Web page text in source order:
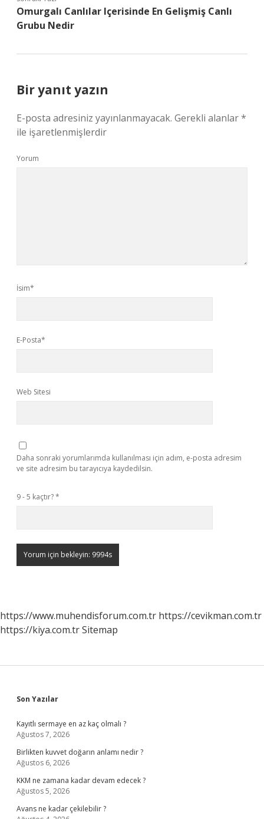
Omurgalı Canlılar Içerisinde En Gelişmiş Canlı
Grubu Nedir
Bir yanıt yazın
E-posta adresiniz yayınlanmayacak. Gerekli alanlar*
ile işaretlenmişlerdir
Yorum
İsim*
E-Posta*
Web Sitesi
Daha sonraki yorumlarımda kullanılması için adım, e-posta adresim
ve site adresim bu tarayıcıya kaydedilsin.
9 - 5 kaçtır?*
https://www.muhendisforum.com.tr https://cevikman.com.tr
https://kiya.com.trSitemap
Sidebar
Son Yazılar
Kayıtlı sermaye en az kaç olmalı ?
Ağustos 7, 2026
Birlikten kuvvet doğarın anlamı nedir ?
Ağustos 6, 2026
KKM ne zamana kadar devam edecek ?
Ağustos 5, 2026
Avans ne kadar çekilebilir ?